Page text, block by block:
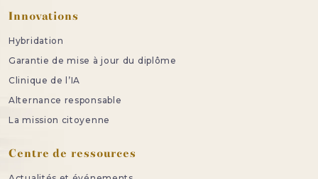
Innovations
Hybridation
Garantie de mise à jour du diplôme
Clinique de l’IA
Alternance responsable
La mission citoyenne
Centre de ressources